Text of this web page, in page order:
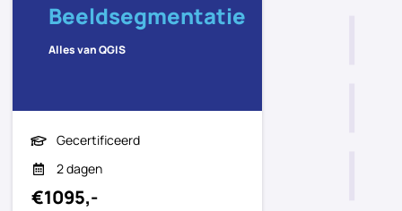
Beeldsegmentatie
Alles van QGIS
Gecertificeerd
2 dagen
€1095,-